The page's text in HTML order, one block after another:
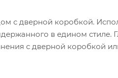
с дверной коробкой.
в едином стиле.
с дверной коробкой